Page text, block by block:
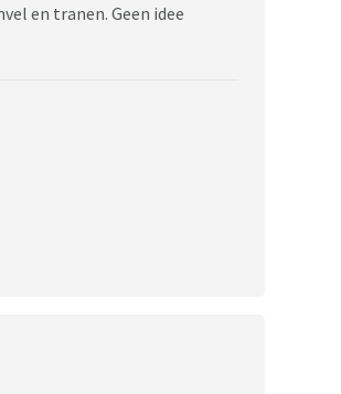
en tranen. Geen idee